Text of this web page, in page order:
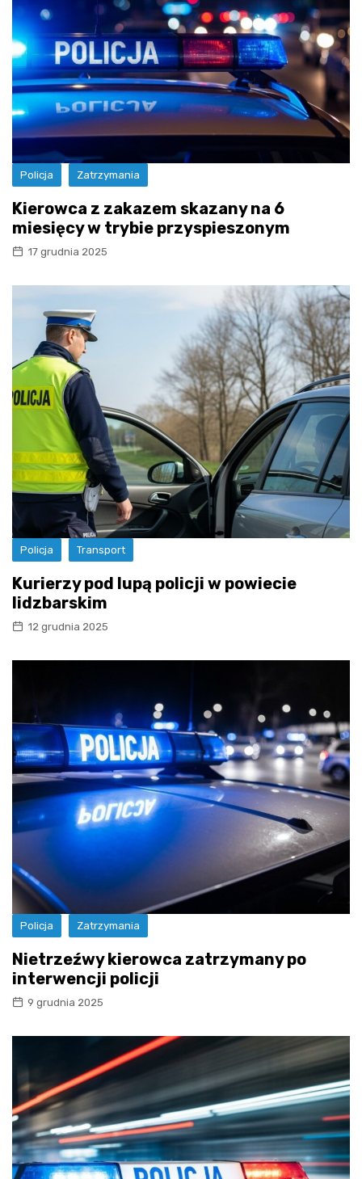
Policja Zatrzymania
Kierowca z zakazem skazany na 6
miesięcy w trybie przyspieszonym
17 grudnia 2025
Policja Transport
Kurierzy pod lupą policji w powiecie
lidzbarskim
12 grudnia 2025
Policja Zatrzymania
Nietrzeźwy kierowca zatrzymany po
interwencji policji
9 grudnia 2025